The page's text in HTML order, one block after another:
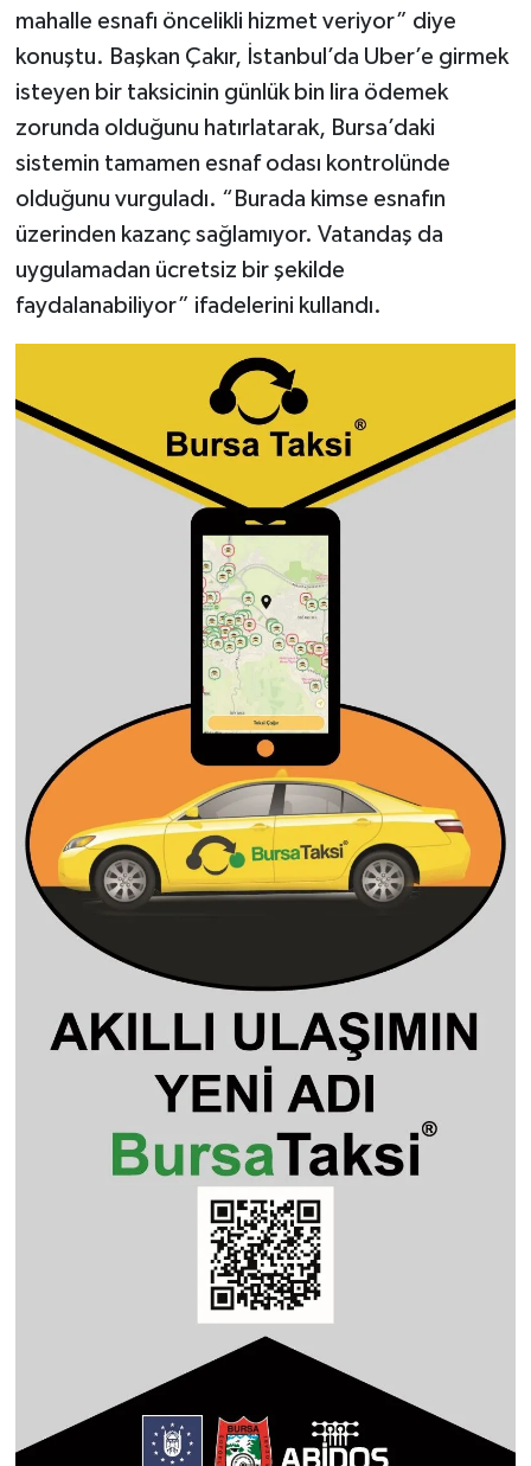
mahalle esnafı öncelikli hizmet veriyor” diye
konuştu. Başkan Çakır, İstanbul’da Uber’e girmek
isteyen bir taksicinin günlük bin lira ödemek
zorunda olduğunu hatırlatarak, Bursa’daki
sistemin tamamen esnaf odası kontrolünde
olduğunu vurguladı. “Burada kimse esnafın
üzerinden kazanç sağlamıyor. Vatandaş da
uygulamadan ücretsiz bir şekilde
faydalanabiliyor” ifadelerini kullandı.